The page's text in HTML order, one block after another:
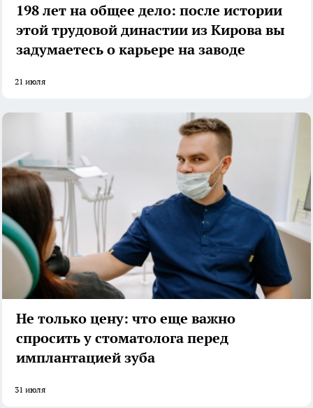
198 лет на общее дело: после истории
этой трудовой династии из Кирова вы
задумаетесь о карьере на заводе
21 июля
Не только цену: что еще важно
спросить у стоматолога перед
имплантацией зуба
31 июля